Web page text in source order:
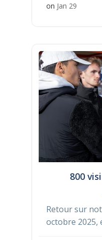
on Jan 29
800
Retour sur
octobre 2025,